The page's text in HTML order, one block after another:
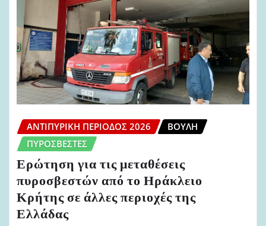
ΑΝΤΙΠΥΡΙΚΉ ΠΕΡΊΟΔΟΣ 2026
ΒΟΥΛΉ
ΠΥΡΟΣΒΈΣΤΕΣ
Ερώτηση για τις μεταθέσεις
πυροσβεστών από το Ηράκλειο
Κρήτης σε άλλες περιοχές της
Ελλάδας